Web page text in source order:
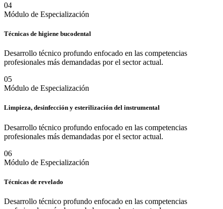
04
Módulo de Especialización
Técnicas de higiene bucodental
Desarrollo técnico profundo enfocado en las competencias
profesionales más demandadas por el sector actual.
05
Módulo de Especialización
Limpieza, desinfección y esterilización del instrumental
Desarrollo técnico profundo enfocado en las competencias
profesionales más demandadas por el sector actual.
06
Módulo de Especialización
Técnicas de revelado
Desarrollo técnico profundo enfocado en las competencias